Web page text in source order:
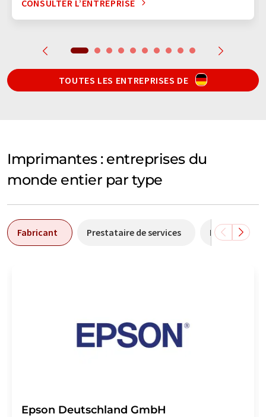
CONSULTER L’ENTREPRISE
TOUTES LES ENTREPRISES DE
Imprimantes : entreprises du
monde entier par type
Fabricant Prestataire de services Distributeur
Epson Deutschland GmbH